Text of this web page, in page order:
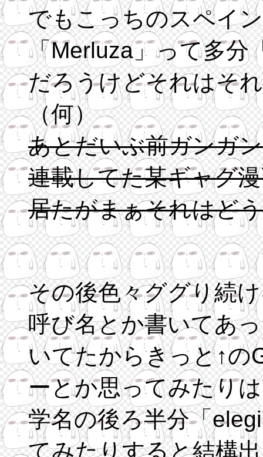
「Merluza」って多分
だろうけどそれはそ
（何）
あとだいぶ前ガンガ
連載してた某ギャグ
居たがまぁそれはど
その後色々ググり続
呼び名とか書いてあ
いてたからきっと↑の
ーとか思ってみたり
学名の後ろ半分「
てみたりすると結構